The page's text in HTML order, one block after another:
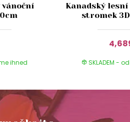
vánoční
ihned
Kanadský
stromek
SKLADEM -